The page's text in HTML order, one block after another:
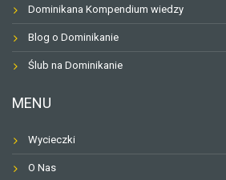
Dominikana Kompendium wiedzy
Blog o Dominikanie
Ślub na Dominikanie
MENU
Wycieczki
O Nas